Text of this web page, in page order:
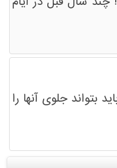
بتواند جلوی آنها را